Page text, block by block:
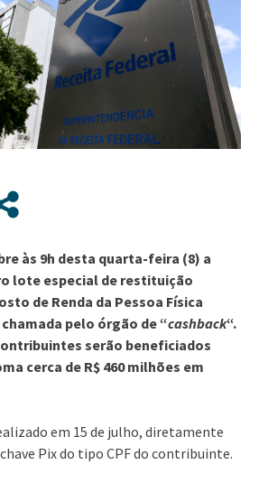
às 9h desta quarta-feira (8) a
lote especial de restituição
de Renda da Pessoa Física
pelo órgão de “cashback“.
serão beneficiados
cerca de R$ 460 milhões em
em 15 de julho, diretamente
Pix do tipo CPF do contribuinte.